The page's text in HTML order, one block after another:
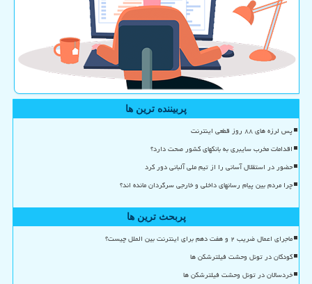
پربیننده ترین ها
پس لرزه های ۸۸ روز قطعی اینترنت
اقدامات مخرب سایبری به بانکهای کشور صحت دارد؟
حضور در استقلال آسانی را از تیم ملی آلبانی دور کرد
چرا مردم بین پیام رسانهای داخلی و خارجی سرگردان مانده اند؟
پربحث ترین ها
ماجرای اعمال ضریب ۲ و هفت دهم برای اینترنت بین الملل چیست؟
کودکان در تونل وحشت فیلترشکن ها
خردسالان در تونل وحشت فیلترشکن ها